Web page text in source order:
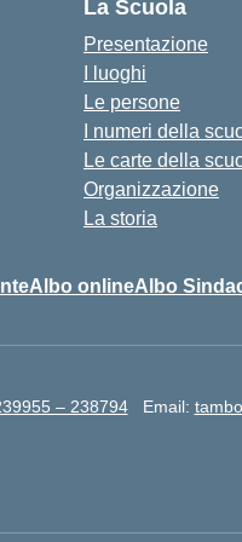
La Scuola
Presentazione
I luoghi
Le persone
I numeri della
Le carte della
Organizzazione
La storia
Albo onlineAlbo
– 238794 Email: